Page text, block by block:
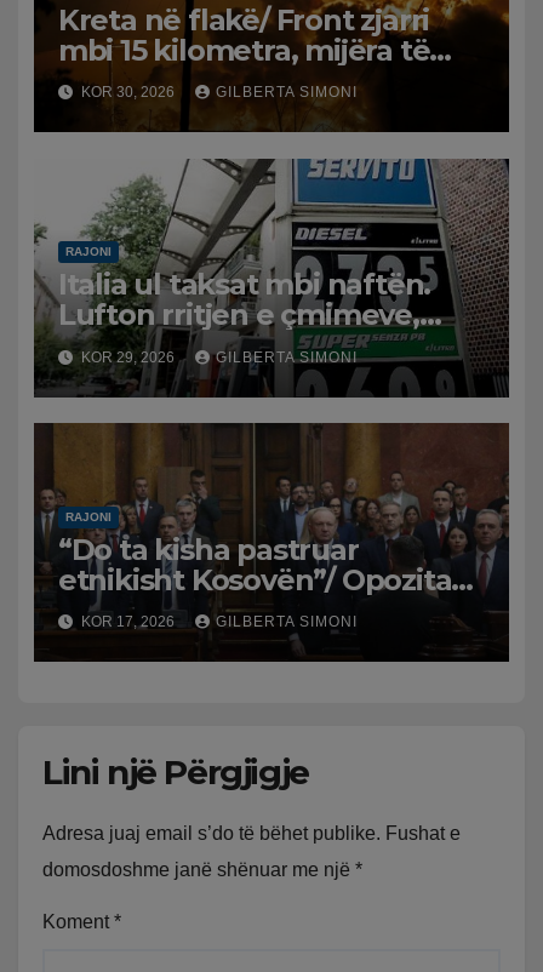
Kreta në flakë/ Front zjarri
mbi 15 kilometra, mijëra të
evakuuar dhe tre zjarrfikës të
vdekur. Erërat favorizojnë
përhapjen
KOR 30, 2026 GILBERTA SIMONI
RAJONI
Italia ul taksat mbi naftën.
Lufton rritjen e çmimeve,
masë e përkohshme
KOR 29, 2026 GILBERTA SIMONI
RAJONI
“Do ta kisha pastruar
etnikisht Kosovën”/ Opozita
serbe tenton shkarkimin e
ministres Snežana Paunoviç,
mblidhen vetëm 53 firma
KOR 17, 2026 GILBERTA SIMONI
Lini një Përgjigje
Adresa juaj email s’do të bëhet publike. Fushat e
domosdoshme janë shënuar me një *
Koment *